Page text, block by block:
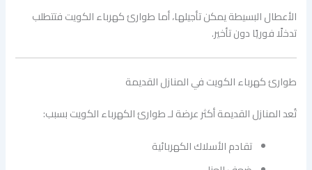
الأعطال البسيطة يمكن تأجيلها، أما طوارئ كهرباء الكويت فتتطلب
تدخلًا فوريًا دون تأخير.
طوارئ كهرباء الكويت في المنازل القديمة
تُعد المنازل القديمة أكثر عرضة لـ طوارئ الكهرباء الكويت بسبب:
تقادم الأسلاك الكهربائية